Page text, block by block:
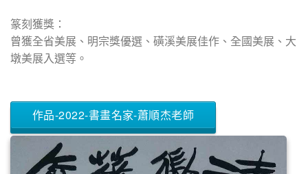
篆刻獲獎：
曾獲全省美展、明宗獎優選、磺溪美展佳作、全國美展、大
墩美展入選等。
作品-2022-書畫名家-蕭順杰老師